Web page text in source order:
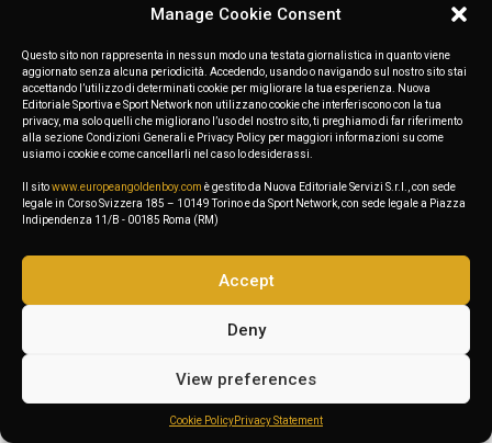
Manage Cookie Consent
Questo sito non rappresenta in nessun modo una testata giornalistica in quanto viene
aggiornato senza alcuna periodicità. Accedendo, usando o navigando sul nostro sito stai
accettando l’utilizzo di determinati cookie per migliorare la tua esperienza. Nuova
Editoriale Sportiva e Sport Network non utilizzano cookie che interferiscono con la tua
privacy, ma solo quelli che migliorano l’uso del nostro sito, ti preghiamo di far riferimento
alla sezione Condizioni Generali e Privacy Policy per maggiori informazioni su come
usiamo i cookie e come cancellarli nel caso lo desiderassi.
Il sitowww.europeangoldenboy.com è gestito da Nuova Editoriale Servizi S.r.l., con sede
legale in Corso Svizzera 185 – 10149 Torino e da Sport Network, con sede legale a Piazza
Indipendenza 11/B - 00185 Roma (RM)
Accept
Deny
View preferences
Cookie PolicyPrivacy Statement
1 … 12 13 14 15 16 17